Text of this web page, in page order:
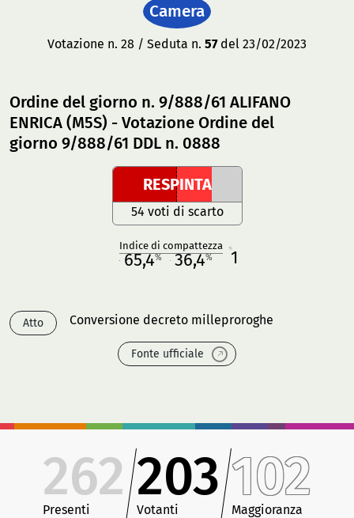
Camera
Votazione n. 28 / Seduta n. 57del 23/02/2023
Ordine del giorno n. 9/888/61 ALIFANO
ENRICA (M5S) - Votazione Ordine del
giorno 9/888/61 DDL n. 0888
RESPINTA
54 voti di scarto
Indice di compattezza
65,4% 36,4% 1
Atto Conversione decreto milleproroghe
Fonte ufficiale
262
Presenti
203
Votanti
102
Maggioranza